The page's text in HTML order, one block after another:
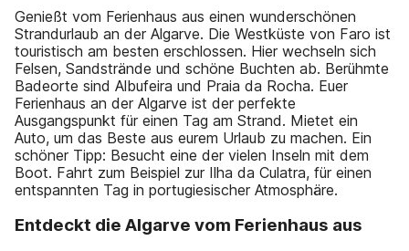
Genießt vom Ferienhaus aus einen wunderschönen
Strandurlaub an der Algarve. Die Westküste von Faro ist
touristisch am besten erschlossen. Hier wechseln sich
Felsen, Sandstrände und schöne Buchten ab. Berühmte
Badeorte sind Albufeira und Praia da Rocha. Euer
Ferienhaus an der Algarve ist der perfekte
Ausgangspunkt für einen Tag am Strand. Mietet ein
Auto, um das Beste aus eurem Urlaub zu machen. Ein
schöner Tipp: Besucht eine der vielen Inseln mit dem
Boot. Fahrt zum Beispiel zur Ilha da Culatra, für einen
entspannten Tag in portugiesischer Atmosphäre.
Entdeckt die Algarve vom Ferienhaus aus